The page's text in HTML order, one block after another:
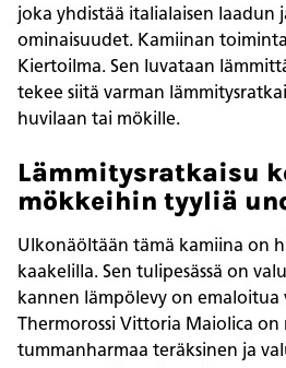
joka yhdistää italialaisen laadun
ominaisuudet. Kamiinan
Kiertoilma. Sen luvataan
tekee siitä varman
huvilaan tai mökille.
Lämmitysratkaisu
mökkeihin tyyliä
Ulkonäöltään tämä kamiina on
kaakelilla. Sen tulipesässä on
kannen lämpölevy on emaloitua
Thermorossi Vittoria Maiolica on
tummanharmaa teräksinen ja